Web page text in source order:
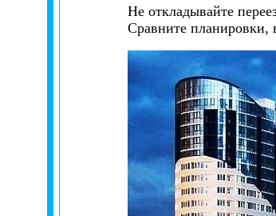
Не откладывайте
Сравните планировки,